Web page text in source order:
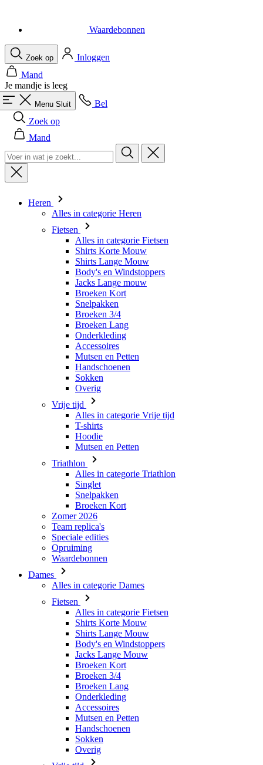
Waardebonnen
Zoek op
Inloggen
Mand
Je mandje is leeg
Menu Sluit
Bel
Zoek op
Mand
Heren
Alles in categorie Heren
Fietsen
Alles in categorie Fietsen
Shirts Korte Mouw
Shirts Lange Mouw
Body's en Windstoppers
Jacks Lange mouw
Broeken Kort
Snelpakken
Broeken 3/4
Broeken Lang
Onderkleding
Accessoires
Mutsen en Petten
Handschoenen
Sokken
Overig
Vrije tijd
Alles in categorie Vrije tijd
T-shirts
Hoodie
Mutsen en Petten
Triathlon
Alles in categorie Triathlon
Singlet
Snelpakken
Broeken Kort
Zomer 2026
Team replica's
Speciale edities
Opruiming
Waardebonnen
Dames
Alles in categorie Dames
Fietsen
Alles in categorie Fietsen
Shirts Korte Mouw
Shirts Lange Mouw
Body's en Windstoppers
Jacks Lange Mouw
Broeken Kort
Broeken 3/4
Broeken Lang
Onderkleding
Accessoires
Mutsen en Petten
Handschoenen
Sokken
Overig